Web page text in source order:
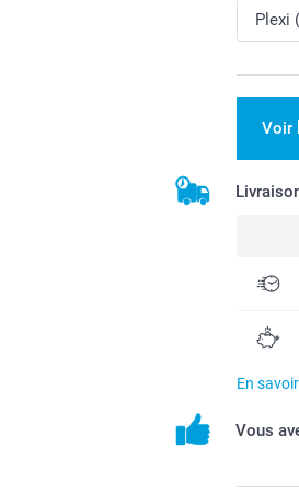
Voir
En
Vous